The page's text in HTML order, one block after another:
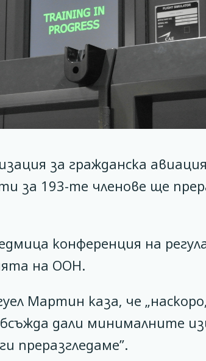
за гражданска
за 193-те членове ще
конференция на
на ООН.
Мартин каза, че „наскоро,
дали минималните
преразгледаме”.